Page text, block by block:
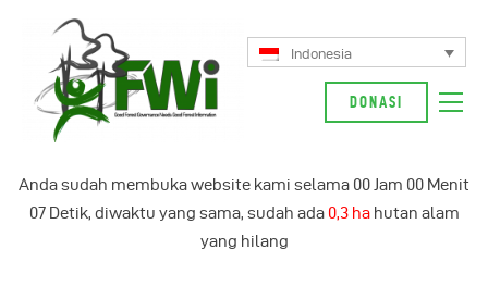
Indonesia
DONASI
Anda sudah membuka website kami selama 00Jam 00 Menit
07Detik, diwaktu yang sama, sudah ada 0,3 hahutan alam
yang hilang
Kampanye Kami